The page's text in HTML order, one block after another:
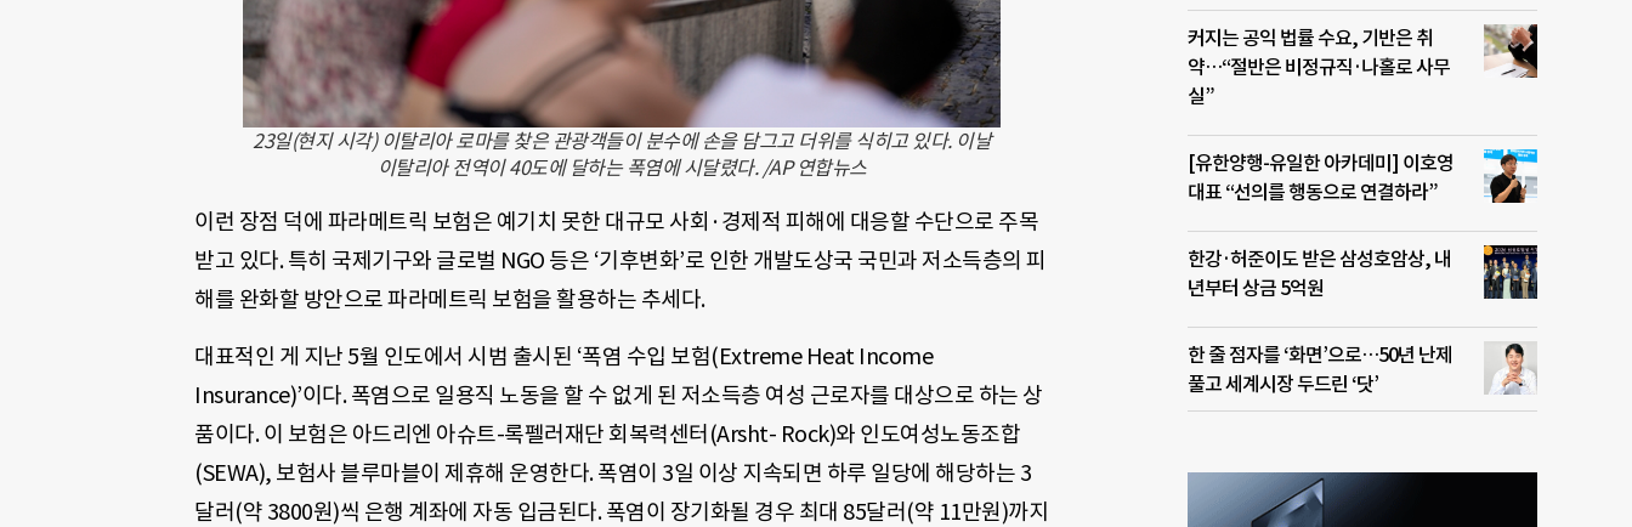
23일(현지 시각) 이탈리아 로마를 찾은 관광객들이 분수에 손을 담그고 더위를 식히고 있다. 이날
이탈리아 전역이 40도에 달하는 폭염에 시달렸다. /AP 연합뉴스
이런 장점 덕에 파라메트릭 보험은 예기치 못한 대규모 사회·경제적 피해에 대응할 수단으로 주목
받고 있다. 특히 국제기구와 글로벌 NGO 등은 ‘기후변화’로 인한 개발도상국 국민과 저소득층의 피
해를 완화할 방안으로 파라메트릭 보험을 활용하는 추세다.
대표적인 게 지난 5월 인도에서 시범 출시된 ‘폭염 수입 보험(Extreme Heat Income
Insurance)’이다. 폭염으로 일용직 노동을 할 수 없게 된 저소득층 여성 근로자를 대상으로 하는 상
품이다. 이 보험은 아드리엔 아슈트-록펠러재단 회복력센터(Arsht- Rock)와 인도여성노동조합
(SEWA), 보험사 블루마블이 제휴해 운영한다. 폭염이 3일 이상 지속되면 하루 일당에 해당하는 3
달러(약 3800원)씩 은행 계좌에 자동 입금된다. 폭염이 장기화될 경우 최대 85달러(약 11만원)까지
커지는 공익 법률 수요, 기반은 취
약…“절반은 비정규직·나홀로 사무
실”
[유한양행-유일한 아카데미] 이호영
대표 “선의를 행동으로 연결하라”
한강·허준이도 받은 삼성호암상, 내
년부터 상금 5억원
한 줄 점자를 ‘화면’으로…50년 난제
풀고 세계시장 두드린 ‘닷’